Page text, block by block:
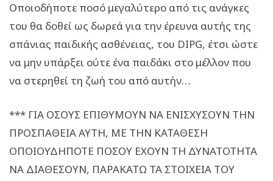
Οποιοδήποτε ποσό μεγαλύτερο από τις ανάγκες
του θα δοθεί ως δωρεά για την έρευνα αυτής της
σπάνιας παιδικής ασθένειας, του DIPG, έτσι ώστε
να μην υπάρξει ούτε ένα παιδάκι στο μέλλον που
να στερηθεί τη ζωή του από αυτήν…
*** ΓΙΑ ΟΣΟΥΣ ΕΠΙΘΥΜΟΥΝ ΝΑ ΕΝΙΣΧΥΣΟΥΝ ΤΗΝ
ΠΡΟΣΠΑΘΕΙΑ ΑΥΤΗ, ΜΕ ΤΗΝ ΚΑΤΑΘΕΣΗ
ΟΠΟΙΟΥΔΗΠΟΤΕ ΠΟΣΟΥ ΕΧΟΥΝ ΤΗ ΔΥΝΑΤΟΤΗΤΑ
ΝΑ ΔΙΑΘΕΣΟΥΝ, ΠΑΡΑΚΑΤΩ ΤΑ ΣΤΟΙΧΕΙΑ ΤΟΥ